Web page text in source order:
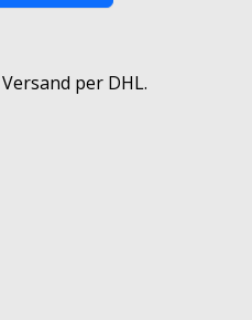
per DHL.